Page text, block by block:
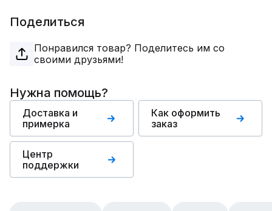
Поделиться
Понравился товар? Поделитесь им со
своими друзьями!
Нужна помощь?
Доставка и
примерка
Как оформить
заказ
Центр
поддержки